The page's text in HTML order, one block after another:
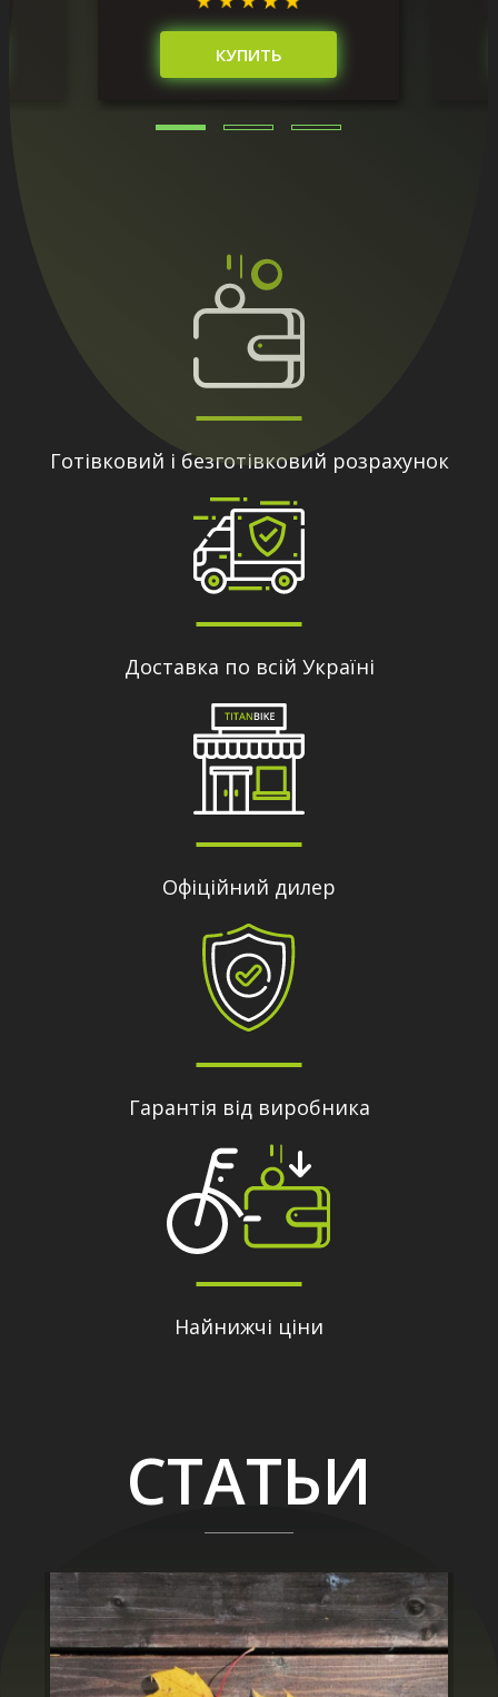
КУПИТЬ
Готівковий і безготівковий розрахунок
Доставка по всій Україні
Офіційний дилер
Гарантія від виробника
Найнижчі ціни
СТАТЬИ